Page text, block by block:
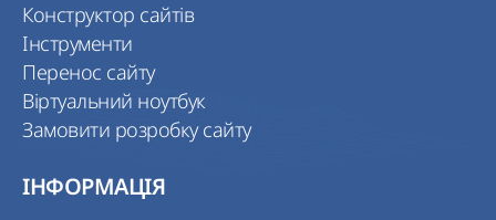
Конструктор сайтів
Інструменти
Перенос сайту
Віртуальний ноутбук
Замовити розробку сайту
ІНФОРМАЦІЯ